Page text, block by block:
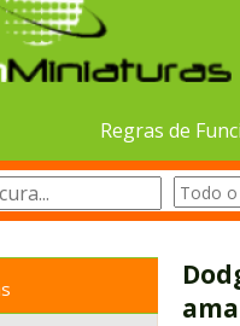
Regras de